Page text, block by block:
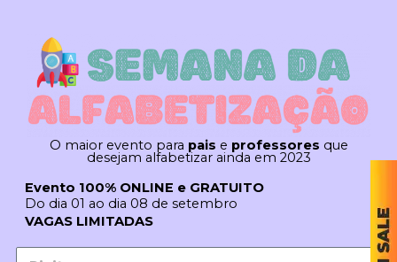
O maior evento para pais e professores que
desejam alfabetizar ainda em 2023
Evento 100% ONLINE e GRATUITO
Do dia 01 ao dia 08 de setembro
VAGAS LIMITADAS